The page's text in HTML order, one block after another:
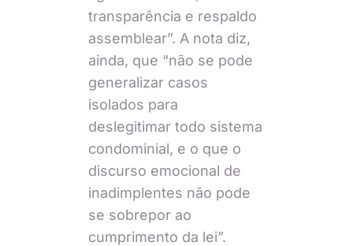
transparência e respaldo
assemblear”. A nota diz,
ainda, que “não se pode
generalizar casos
isolados para
deslegitimar todo sistema
condominial, e o que o
discurso emocional de
inadimplentes não pode
se sobrepor ao
cumprimento da lei”.